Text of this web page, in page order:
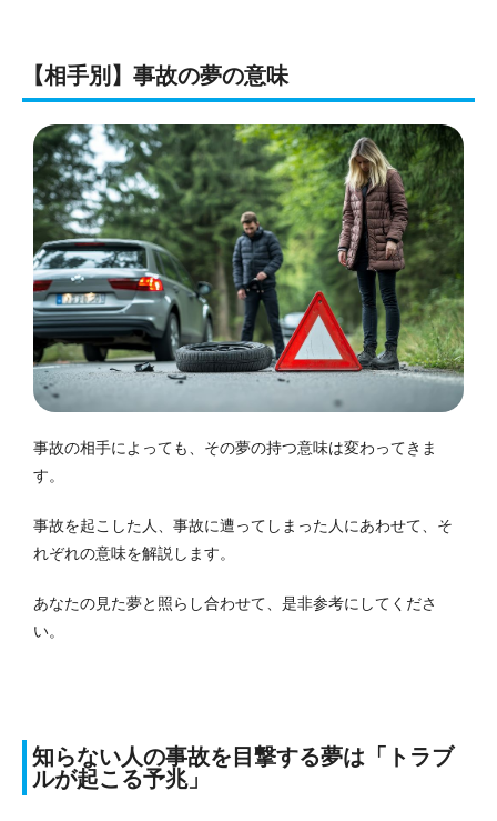
【相手別】事故の夢の意味
事故の相手によっても、その夢の持つ意味は変わってきま
す。
事故を起こした人、事故に遭ってしまった人にあわせて、そ
れぞれの意味を解説します。
あなたの見た夢と照らし合わせて、是非参考にしてくださ
い。
知らない人の事故を目撃する夢は「トラブ
ルが起こる予兆」